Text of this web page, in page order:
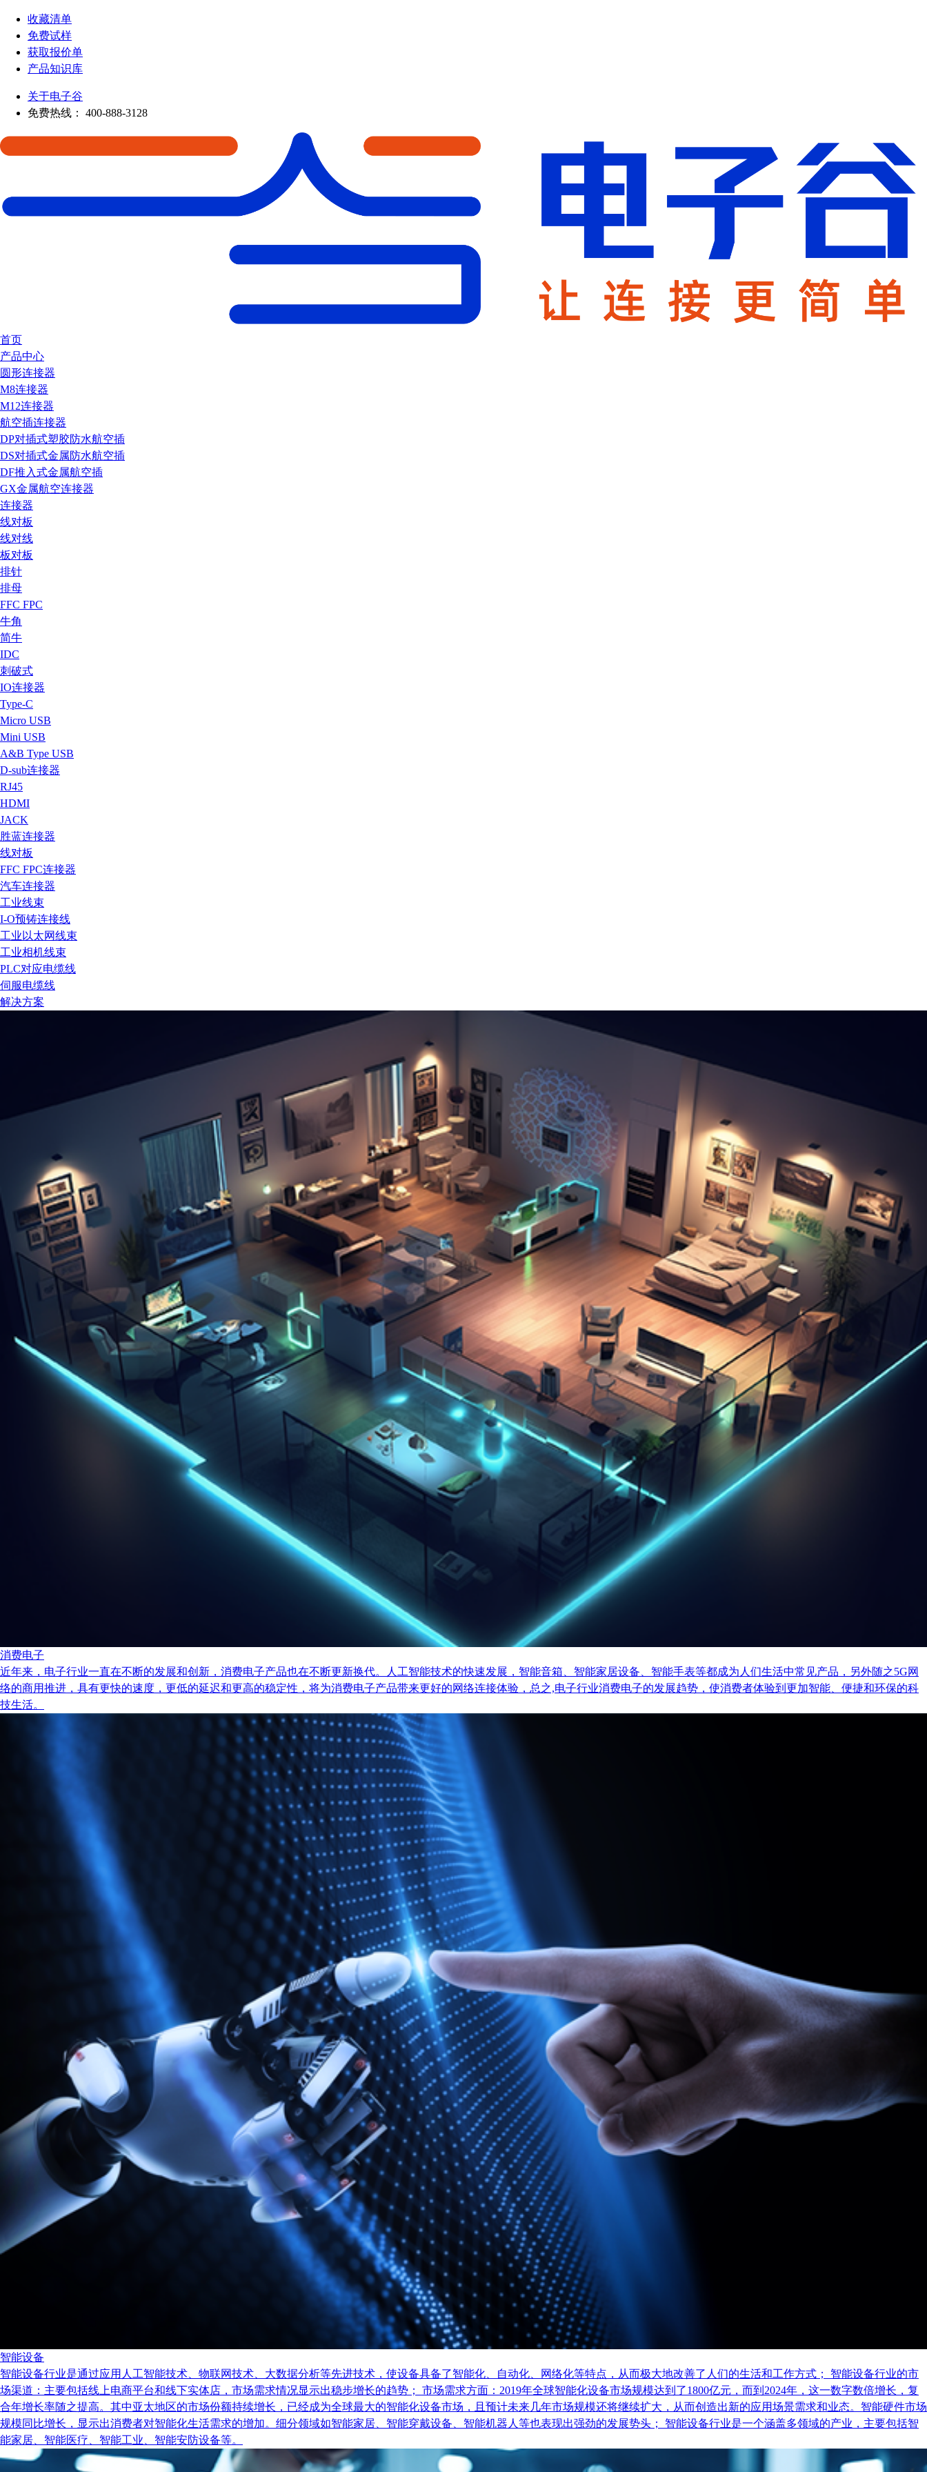
收藏清单
免费试样
获取报价单
产品知识库
关于电子谷
免费热线：
400-888-3128
首页
产品中心
圆形连接器
M8连接器
M12连接器
航空插连接器
DP对插式塑胶防水航空插
DS对插式金属防水航空插
DF推入式金属航空插
GX金属航空连接器
连接器
线对板
线对线
板对板
排针
排母
FFC FPC
牛角
简牛
IDC
刺破式
IO连接器
Type-C
Micro USB
Mini USB
A&B Type USB
D-sub连接器
RJ45
HDMI
JACK
胜蓝连接器
线对板
FFC FPC连接器
汽车连接器
工业线束
I-O预铸连接线
工业以太网线束
工业相机线束
PLC对应电缆线
伺服电缆线
解决方案
消费电子
近年来，电子行业一直在不断的发展和创新，消费电子产品也在不断更新换代。人工智能技术的快速发展，智能音箱、智能家居设备、智能手表等都成为人们生活中常见产品，另外随之5G网
络的商用推进，具有更快的速度，更低的延迟和更高的稳定性，将为消费电子产品带来更好的网络连接体验，总之,电子行业消费电子的发展趋势，使消费者体验到更加智能、便捷和环保的科
技生活。
智能设备
智能设备行业是通过应用人工智能技术、物联网技术、大数据分析等先进技术，使设备具备了智能化、自动化、网络化等特点，从而极大地改善了人们的生活和工作方式； 智能设备行业的市
场渠道：主要包括线上电商平台和线下实体店，市场需求情况显示出稳步增长的趋势； 市场需求方面：2019年全球智能化设备市场规模达到了1800亿元，而到2024年，这一数字数倍增长，复
合年增长率随之提高。其中亚太地区的市场份额持续增长，已经成为全球最大的智能化设备市场，且预计未来几年市场规模还将继续扩大，从而创造出新的应用场景需求和业态。智能硬件市场
规模同比增长，显示出消费者对智能化生活需求的增加。细分领域如智能家居、智能穿戴设备、智能机器人等也表现出强劲的发展势头； 智能设备行业是一个涵盖多领域的产业，主要包括智
能家居、智能医疗、智能工业、智能安防设备等。